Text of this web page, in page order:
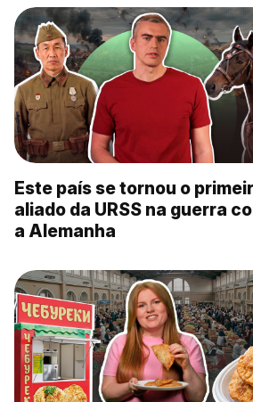
Este país se tornou o
aliado da URSS na guerra
a Alemanha